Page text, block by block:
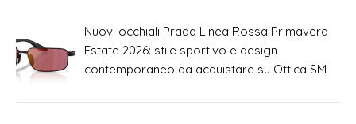
Nuovi occhiali Prada Linea Rossa Primavera
Estate 2026: stile sportivo e design
contemporaneo da acquistare su Ottica SM